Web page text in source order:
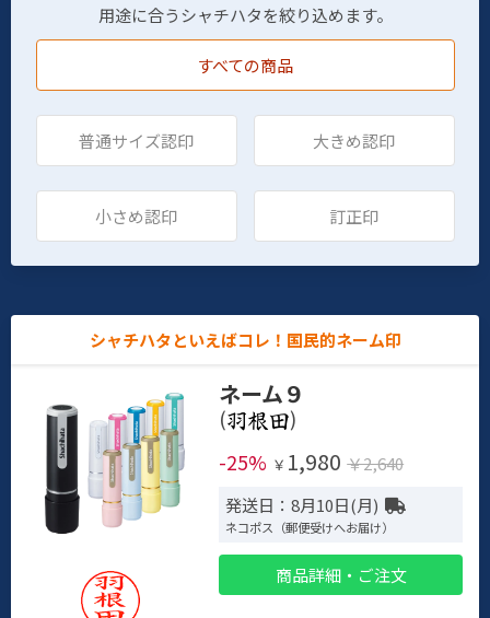
用途に合うシャチハタを絞り込めます。
すべての商品
普通サイズ認印 大きめ認印
小さめ認印 訂正印
シャチハタといえばコレ！国民的ネーム印
ネーム９
(
)
-25% ￥ 1,980 ￥2,640
発送日：8月10日(月)
ネコポス（郵便受けへお届け）
商品詳細・ご注文